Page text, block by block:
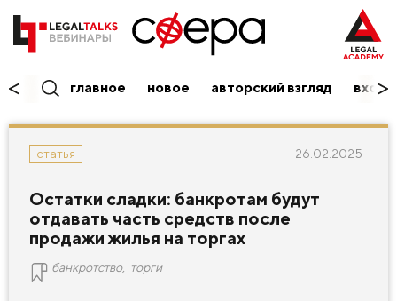
главное новое авторский взгляд вход/
статья 26.02.2025
Остатки сладки: банкротам будут
отдавать часть средств после
продажи жилья на торгах
банкротство, торги